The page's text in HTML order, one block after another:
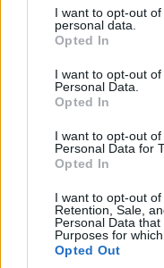
not limited to your visit
grant or deny consent
use your data for
consent section.
I want to opt-out
personal data.
Opted In
I want to opt-out
Personal Data.
Opted In
I want to opt-out
Personal Data for
Opted In
I want to opt-out of
Retention, Sale,
Personal Data
Purposes for
Opted Out
Nyerő Páros
2024. október 22. 19:45
Simon Erika teljesen